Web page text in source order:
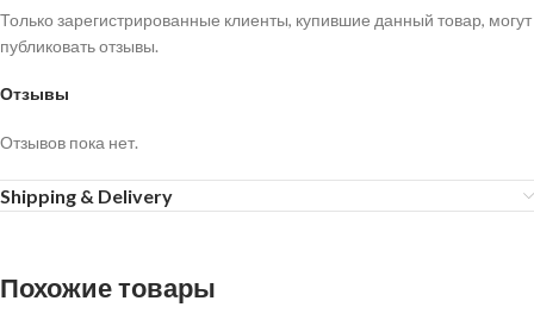
Отзывы
Отзывов пока нет.
Только зарегистрированные клиенты, купившие данный товар, могут
публиковать отзывы.
Shipping & Delivery
Похожие товары